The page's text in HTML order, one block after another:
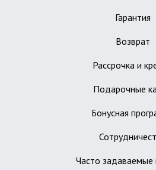
Гарантия
Возврат
Рассрочка и
Подарочные
Бонусная
Часто задаваемые